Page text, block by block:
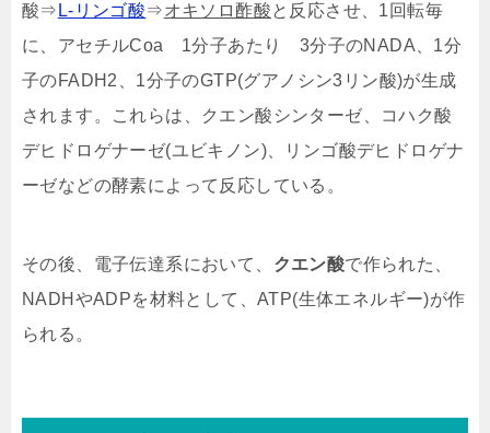
酸⇒ L-リンゴ酸⇒オキソロ酢酸と反応させ、1回転毎
に、アセチルCoa 1分子あたり 3分子のNADA、1分
子のFADH2、1分子のGTP(グアノシン3リン酸)が生成
されます。これらは、クエン酸シンターゼ、コハク酸
デヒドロゲナーゼ(ユビキノン)、リンゴ酸デヒドロゲナ
ーゼなどの酵素によって反応している。
その後、電子伝達系において、 クエン酸で作られた、
NADHやADPを材料として、ATP(生体エネルギー)が作
られる。